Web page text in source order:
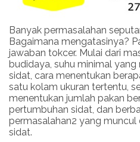
Banyak permasalahan
Bagaimana mengatasinya?
jawaban tokcer. Mulai dari
budidaya, suhu minimal
sidat, cara menentukan
satu kolam ukuran tertentu,
menentukan jumlah pakan
pertumbuhan sidat, dan
permasalahan2 yang
sidat.